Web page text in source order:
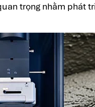
trọng nhằm phát